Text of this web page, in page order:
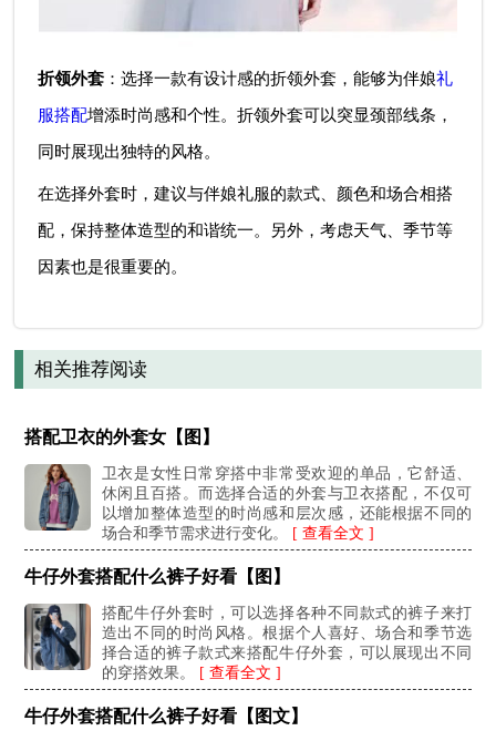
折领外套 ：选择一款有设计感的折领外套，能够为伴娘礼
服搭配增添时尚感和个性。折领外套可以突显颈部线条，
同时展现出独特的风格。
在选择外套时，建议与伴娘礼服的款式、颜色和场合相搭
配，保持整体造型的和谐统一。另外，考虑天气、季节等
因素也是很重要的。
相关推荐阅读
搭配卫衣的外套女【图】
卫衣是女性日常穿搭中非常受欢迎的单品，它舒适、
休闲且百搭。而选择合适的外套与卫衣搭配，不仅可
以增加整体造型的时尚感和层次感，还能根据不同的
场合和季节需求进行变化。 [ 查看全文 ]
牛仔外套搭配什么裤子好看【图】
搭配牛仔外套时，可以选择各种不同款式的裤子来打
造出不同的时尚风格。根据个人喜好、场合和季节选
择合适的裤子款式来搭配牛仔外套，可以展现出不同
的穿搭效果。 [ 查看全文 ]
牛仔外套搭配什么裤子好看【图文】